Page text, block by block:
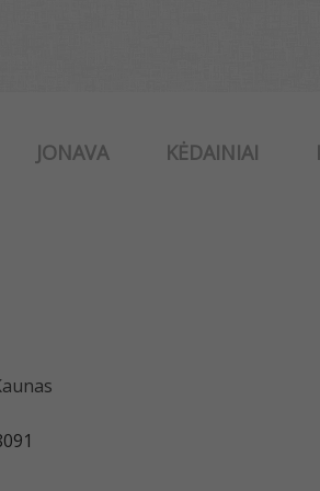
JONAVA KĖDAINIAI